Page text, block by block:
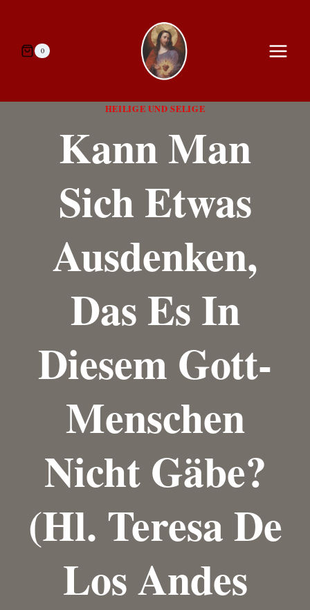
springen0
HEILIGE UND SELIGE
Kann Man
Sich Etwas
Ausdenken,
Das Es In
Diesem Gott-
Menschen
Nicht Gäbe?
(Hl. Teresa De
Los Andes